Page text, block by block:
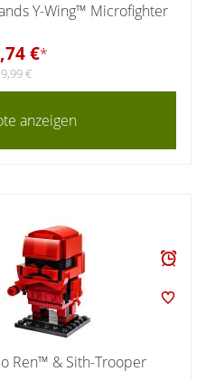
Y-Wing™ Microfighter
€*
€
anzeigen
Ren™ & Sith-Trooper